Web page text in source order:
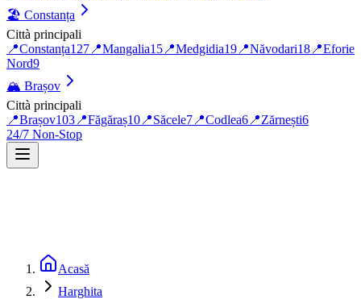
🏖️ Constanța
Città principali
📍Constanța127 📍Mangalia15 📍Medgidia19 📍Năvodari18 📍Eforie
Nord9
🏔️ Brașov
Città principali
📍Brașov103 📍Făgăraș10 📍Săcele7 📍Codlea6 📍Zărnești6
24/7 Non-Stop
Acasă
Harghita